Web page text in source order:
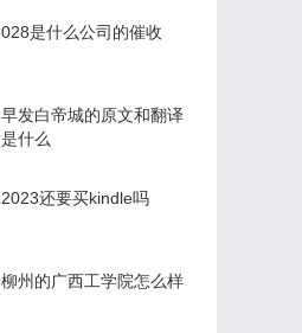
028是什么公司的催收
早发白帝城的原文和翻译
是什么
2023还要买kindle吗
柳州的广西工学院怎么样